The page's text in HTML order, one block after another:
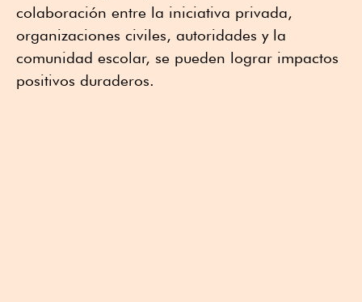
colaboración entre la iniciativa privada,
organizaciones civiles, autoridades y la
comunidad escolar, se pueden lograr impactos
positivos duraderos.